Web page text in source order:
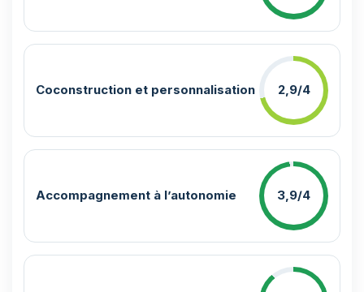
Coconstruction et personnalisation 2,9/4
Accompagnement à l’autonomie 3,9/4